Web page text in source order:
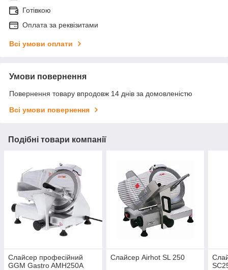
Готівкою
Оплата за реквізитами
Всі умови оплати
Умови повернення
Повернення товару впродовж 14 днів за домовленістю
Всі умови повернення
Подібні товари компанії
Слайсер професійний
GGM Gastro AMH250A
Слайсер Airhot SL 250